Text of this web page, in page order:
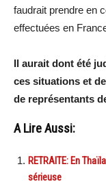
faudrait prendre en
effectuées en
Il aurait dont été
ces situations et
de représentants
A Lire Aussi:
RETRAITE: En
sérieuse